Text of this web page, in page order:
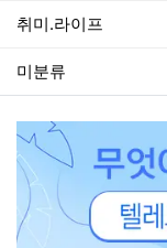
취미.라이프
미분류